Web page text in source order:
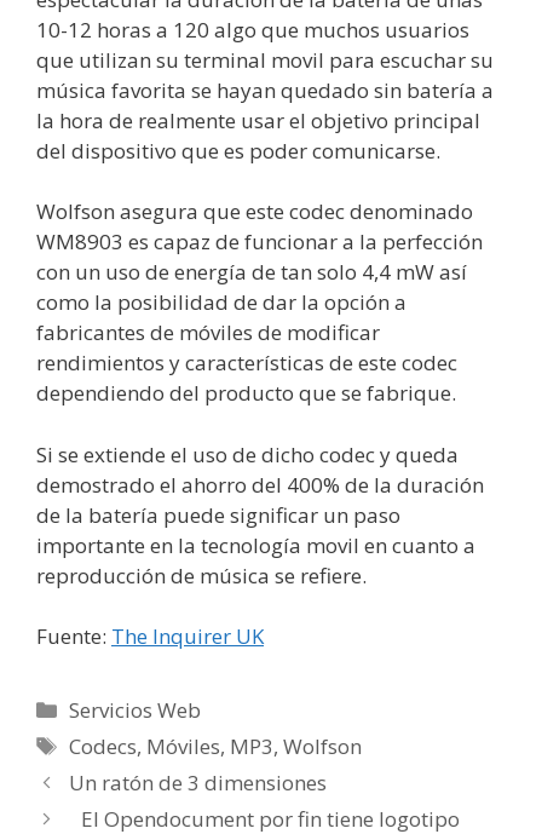
10-12 horas a 120 algo que muchos usuarios
que utilizan su terminal movil para escuchar su
música favorita se hayan quedado sin batería a
la hora de realmente usar el objetivo principal
del dispositivo que es poder comunicarse.
Wolfson asegura que este codec denominado
WM8903 es capaz de funcionar a la perfección
con un uso de energía de tan solo 4,4 mW así
como la posibilidad de dar la opción a
fabricantes de móviles de modificar
rendimientos y características de este codec
dependiendo del producto que se fabrique.
Si se extiende el uso de dicho codec y queda
demostrado el ahorro del 400% de la duración
de la batería puede significar un paso
importante en la tecnología movil en cuanto a
reproducción de música se refiere.
Fuente: The Inquirer UK
Categorías
Servicios Web
Etiquetas
Codecs, Móviles, MP3,Wolfson
Un ratón de 3 dimensiones
El Opendocument por fin tiene logotipo